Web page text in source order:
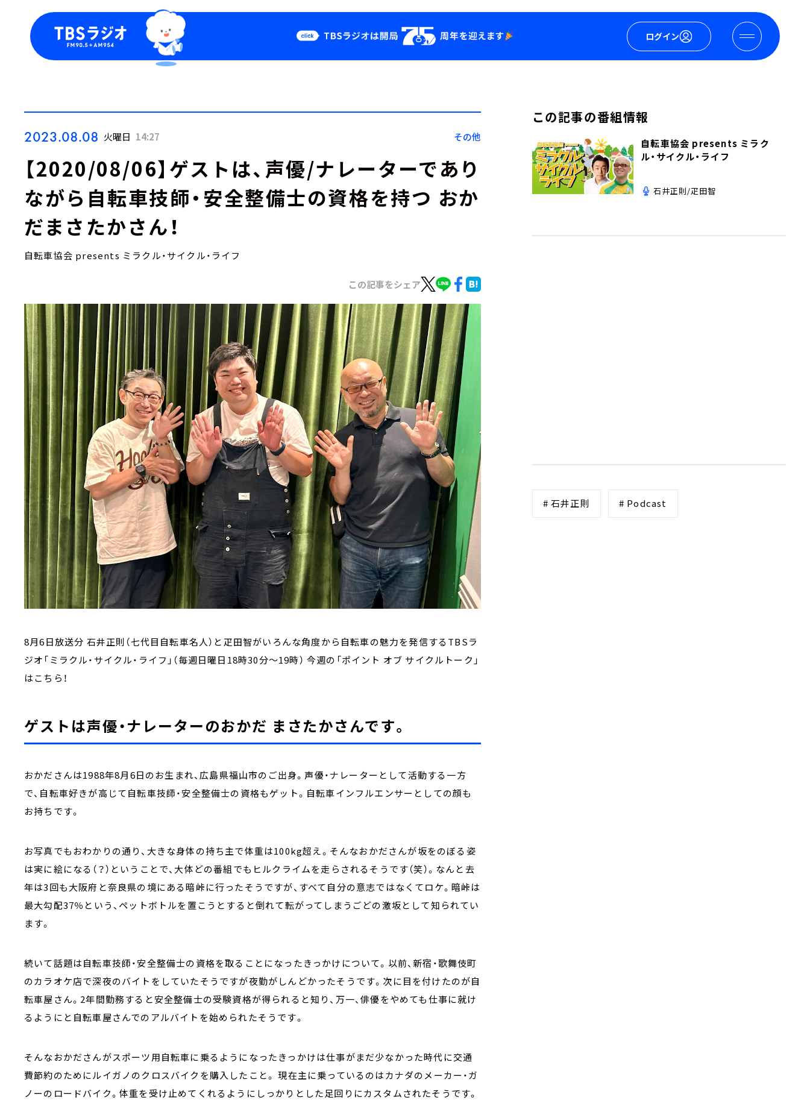
ログイン
Podcast
YouTube
2023.08.08 火曜日 14:27 その他
【2020/08/06】ゲストは、声優/ナレーターであり
ながら自転車技師・安全整備士の資格を持つ おか
だまさたかさん！
自転車協会 presents ミラクル・サイクル・ライフ
この記事をシェア
8月6日放送分 石井正則（七代目自転車名人）と疋田智がいろんな角度から自転車の魅力を発信するTBSラ
ジオ「ミラクル・サイクル・ライフ」（毎週日曜日18時30分～19時） 今週の「ポイント オブ サイクルトーク」
はこちら！
ゲストは声優・ナレーターのおかだ まさたかさんです。
おかださんは1988年8月6日のお生まれ、広島県福山市のご出身。声優・ナレーターとして活動する一方
で、自転車好きが高じて自転車技師・安全整備士の資格もゲット。自転車インフルエンサーとしての顔も
お持ちです。
お写真でもおわかりの通り、大きな身体の持ち主で体重は100kg超え。そんなおかださんが坂をのぼる姿
は実に絵になる（？）ということで、大体どの番組でもヒルクライムを走らされるそうです（笑）。なんと去
年は3回も大阪府と奈良県の境にある暗峠に行ったそうですが、すべて自分の意志ではなくてロケ。暗峠は
最大勾配37％という、ペットボトルを置こうとすると倒れて転がってしまうごどの激坂として知られてい
ます。
続いて話題は自転車技師・安全整備士の資格を取ることになったきっかけについて。以前、新宿・歌舞伎町
のカラオケ店で深夜のバイトをしていたそうですが夜勤がしんどかったそうです。次に目を付けたのが自
転車屋さん。2年間勤務すると安全整備士の受験資格が得られると知り、万一、俳優をやめても仕事に就け
るようにと自転車屋さんでのアルバイトを始められたそうです。
そんなおかださんがスポーツ用自転車に乗るようになったきっかけは仕事がまだ少なかった時代に交通
費節約のためにルイガノのクロスバイクを購入したこと。 現在主に乗っているのはカナダのメーカー・ガ
ノーのロードバイク。体重を受け止めてくれるようにしっかりとした足回りにカスタムされたそうです。
この記事の番組情報
自転車協会 presents ミラク
ル・サイクル・ライフ
石井正則/疋田智
# 石井正則 # Podcast